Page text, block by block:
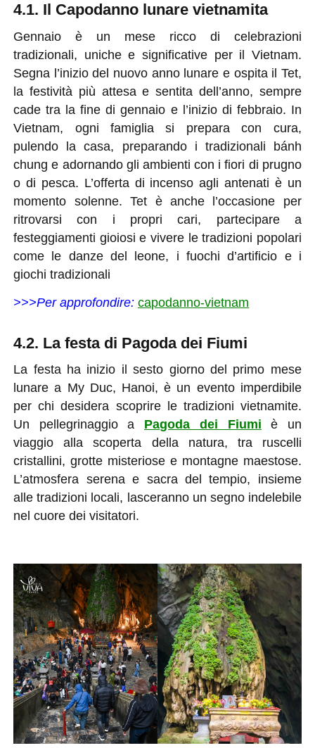
4.1. Il Capodanno lunare vietnamita
Gennaio è un mese ricco di celebrazioni
tradizionali, uniche e significative per il Vietnam.
Segna l’inizio del nuovo anno lunare e ospita il Tet,
la festività più attesa e sentita dell’anno, sempre
cade tra la fine di gennaio e l’inizio di febbraio. In
Vietnam, ogni famiglia si prepara con cura,
pulendo la casa, preparando i tradizionali bánh
chung e adornando gli ambienti con i fiori di prugno
o di pesca. L’offerta di incenso agli antenati è un
momento solenne. Tet è anche l’occasione per
ritrovarsi con i propri cari, partecipare a
festeggiamenti gioiosi e vivere le tradizioni popolari
come le danze del leone, i fuochi d’artificio e i
giochi tradizionali
>>>Per approfondire: capodanno-vietnam
4.2. La festa di Pagoda dei Fiumi
La festa ha inizio il sesto giorno del primo mese
lunare a My Duc, Hanoi, è un evento imperdibile
per chi desidera scoprire le tradizioni vietnamite.
Un pellegrinaggio a Pagoda dei Fiumi è un
viaggio alla scoperta della natura, tra ruscelli
cristallini, grotte misteriose e montagne maestose.
L’atmosfera serena e sacra del tempio, insieme
alle tradizioni locali, lasceranno un segno indelebile
nel cuore dei visitatori.